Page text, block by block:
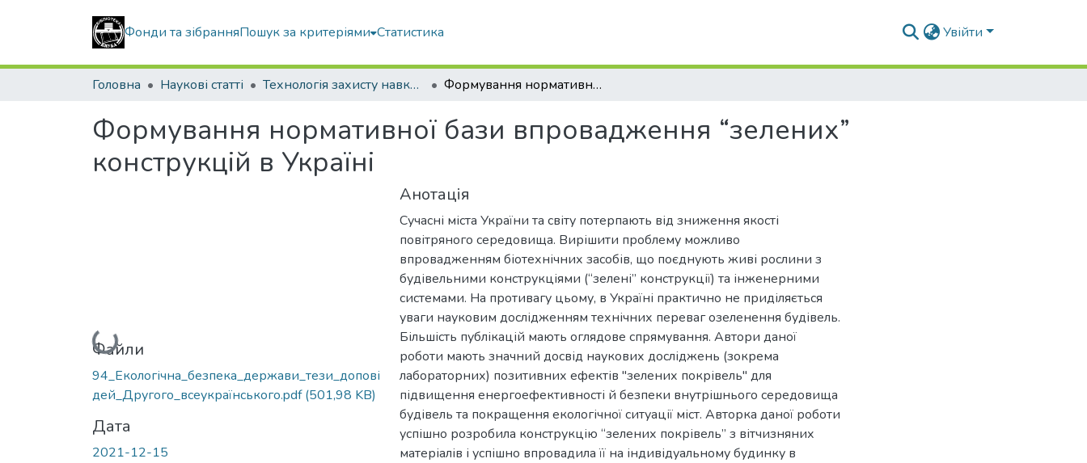
Фонди та зібранняПошук за критеріями Статистика Увійти
Головна Наукові статті Технологія захисту навколишнього середовища Формування нормативної бази впровадження “зелених” конструкцій в Україні
Формування нормативної бази впровадження “зелених”
конструкцій в Україні
Вантажиться...
Файли
94_Екологічна_безпека_держави_тези_допові
дей_Другого_всеукраїнського.pdf(501,98 KB)
Дата
2021-12-15
Анотація
Сучасні міста України та світу потерпають від зниження якості
повітряного середовища. Вирішити проблему можливо
впровадженням біотехнічних засобів, що поєднують живі рослини з
будівельними конструкціями (“зелені” конструкції) та інженерними
системами. На противагу цьому, в Україні практично не приділяється
уваги науковим дослідженням технічних переваг озеленення будівель.
Більшість публікацій мають оглядове спрямування. Автори даної
роботи мають значний досвід наукових досліджень (зокрема
лабораторних) позитивних ефектів "зелених покрівель" для
підвищення енергоефективності й безпеки внутрішнього середовища
будівель та покращення екологічної ситуації міст. Авторка даної роботи
успішно розробила конструкцію “зелених покрівель” з вітчизняних
матеріалів і успішно впровадила її на індивідуальному будинку в